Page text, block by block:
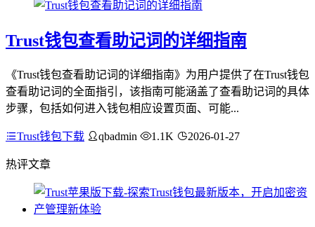
Trust钱包查看助记词的详细指南
《Trust钱包查看助记词的详细指南》为用户提供了在Trust钱包
查看助记词的全面指引，该指南可能涵盖了查看助记词的具体
步骤，包括如何进入钱包相应设置页面、可能...
Trust钱包下载 qbadmin 1.1K 2026-01-27
热评文章